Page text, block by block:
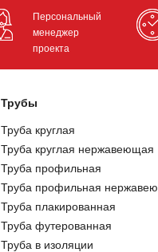
Персональный
менеджер
проекта
Трубы
Труба круглая
Труба круглая нержавеющая
Труба профильная
Труба профильная
Труба плакированная
Труба футерованная
Труба в изоляции